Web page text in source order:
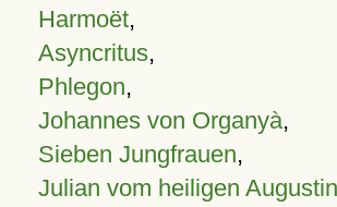
Harmoët,
Asyncritus,
Phlegon,
Johannes von Organyà,
Sieben Jungfrauen,
Julian vom heiligen